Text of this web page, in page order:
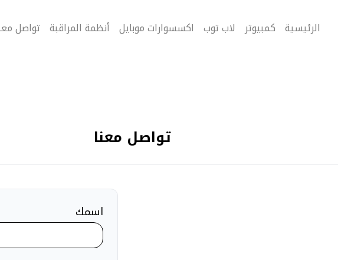
الرئيسية كمبيوتر لاب توب اكسسوارات موبايل أنظمة المراقبة تواصل
تواصل معنا
اسمك